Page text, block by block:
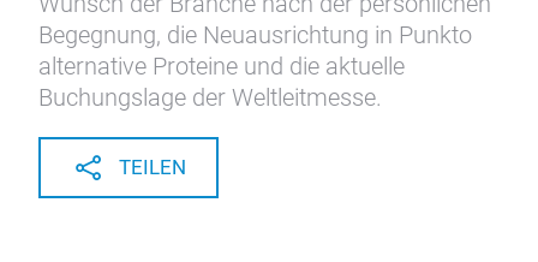
Begegnung, die Neuausrichtung in Punkto
alternative Proteine und die aktuelle
Buchungslage der Weltleitmesse.
TEILEN